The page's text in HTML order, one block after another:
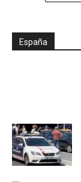
España